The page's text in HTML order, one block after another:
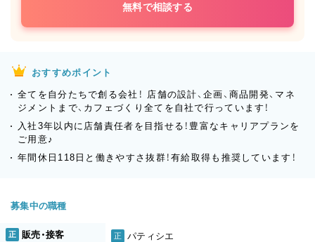
無料で相談する
おすすめポイント
全てを自分たちで創る会社！ 店舗の設計、企画、商品開発、マネ
ジメントまで、カフェづくり全てを自社で行っています！
入社3年以内に店舗責任者を目指せる！豊富なキャリアプランを
ご用意♪
年間休日118日と働きやすさ抜群！有給取得も推奨しています！
募集中の職種
正 販売・接客 正 パティシエ